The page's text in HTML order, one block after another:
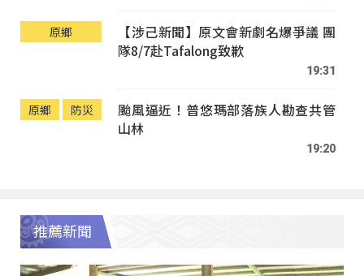
原鄉
【涉己新聞】原文會新劇名爆爭議 團
隊8/7赴Tafalong致歉
19:31
原鄉 防災
颱風逼近！普悠瑪部落族人勘查共管
山林
19:20
推薦新聞